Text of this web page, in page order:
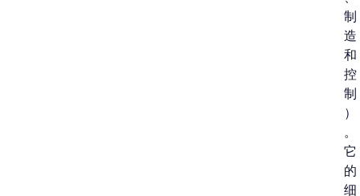
制
造
和
控
制
）
。
它
的
细